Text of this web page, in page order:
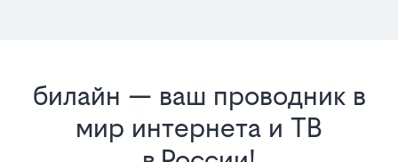
билайн — ваш проводник в
мир интернета и ТВ